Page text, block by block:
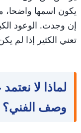
يكون اسمها واضحا،
إن وجدت. الوعود
تعني الكثير إذا لم
لماذا لا
وصف الفني؟